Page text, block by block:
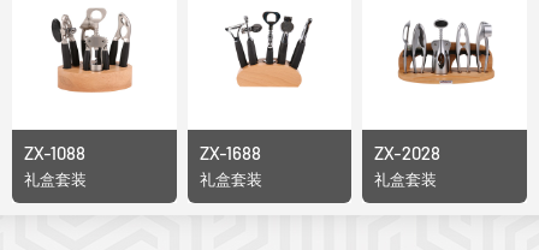
ZX-1088
礼盒套装
ZX-1688
礼盒套装
ZX-2028
礼盒套装